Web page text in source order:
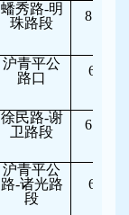
蟠秀路-明
珠路段
8:00-
沪青平公
路口
6:30-
徐民路-谢
卫路段
6:30-
沪青平公
路-诸光路
段
6:30-